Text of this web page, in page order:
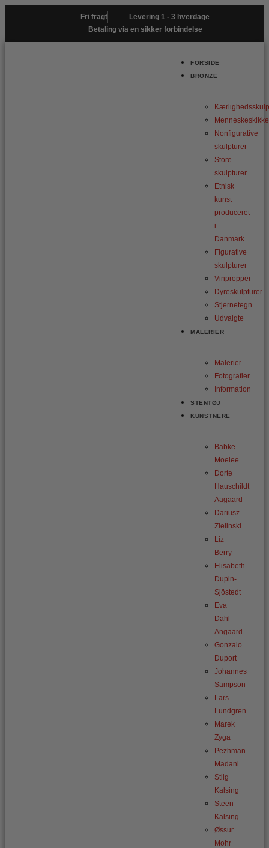
Gå
Fri fragt
Levering 1 - 3 hverdage
Betaling via en sikker forbindelse
FORSIDE
BRONZE
Nonfigurative
skulpturer
Store
skulpturer
Etnisk
kunst
produceret
i
Danmark
Figurative
skulpturer
Vinpropper
Dyreskulpturer
Stjernetegn
Udvalgte
MALERIER
Malerier
Fotografier
Information
STENTØJ
KUNSTNERE
Babke
Moelee
Dorte
Hauschildt
Aagaard
Dariusz
Zielinski
Liz
Berry
Elisabeth
Dupin-
Sjöstedt
Eva
Dahl
Angaard
Gonzalo
Duport
Johannes
Sampson
Lars
Lundgren
Marek
Zyga
Pezhman
Madani
Stiig
Kalsing
Steen
Kalsing
Øssur
Mohr